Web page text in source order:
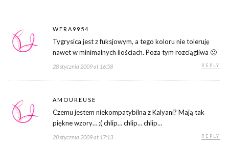
WERA9954
Tygrysica jest z fuksjowym, a tego koloru nie toleruję
nawet w minimalnych ilościach. Poza tym rozciągliwa 🙁
28 stycznia 2009 at 16:58 REPLY
AMOUREUSE
Czemu jestem niekompatybilna z Kalyani? Mają tak
piękne wzory… ;( chlip… chlip… chlip…
28 stycznia 2009 at 17:13 REPLY